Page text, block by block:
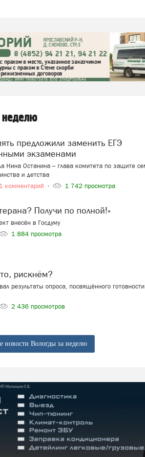
неделю
экзаменами
Нина Останина – глава комитета по защите
и детства
1 комментарий 1 742 просмотра
Получи по полной!»
внесён в Госдуму
1 884 просмотра
рискнём?
результаты опроса, посвящённого
2 436 просмотров
новости Вологды за неделю